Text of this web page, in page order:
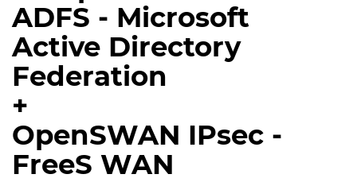
ADFS - Microsoft
Active Directory
Federation
+
OpenSWAN IPsec -
FreeS WAN